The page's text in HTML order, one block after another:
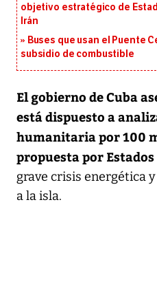
objetivo estratégico de
Irán
Buses que usan el Puente
subsidio de combustible
El gobierno de Cuba
está dispuesto a
humanitaria por 100
propuesta por
grave crisis energética
a la isla.